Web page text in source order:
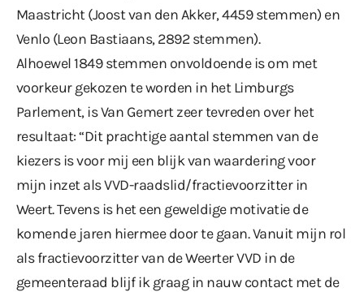
Maastricht (Joost van den Akker, 4459 stemmen) en
Venlo (Leon Bastiaans, 2892 stemmen).
Alhoewel 1849 stemmen onvoldoende is om met
voorkeur gekozen te worden in het Limburgs
Parlement, is Van Gemert zeer tevreden over het
resultaat: “Dit prachtige aantal stemmen van de
kiezers is voor mij een blijk van waardering voor
mijn inzet als VVD-raadslid/fractievoorzitter in
Weert. Tevens is het een geweldige motivatie de
komende jaren hiermee door te gaan. Vanuit mijn rol
als fractievoorzitter van de Weerter VVD in de
gemeenteraad blijf ik graag in nauw contact met de